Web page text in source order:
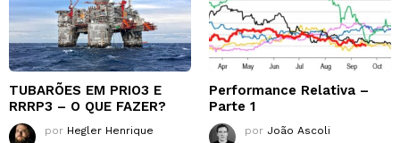
TUBARÕES EM PRIO3 E
RRRP3 – O QUE FAZER?
por Hegler Henrique
Performance Relativa –
Parte 1
por João Ascoli